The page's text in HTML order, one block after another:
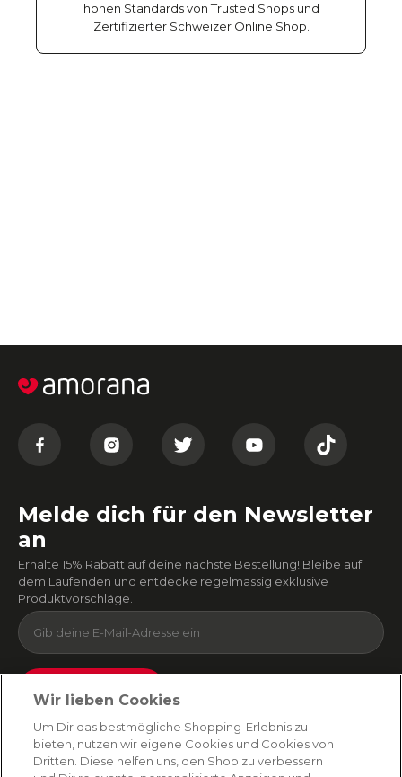
hohen Standards von Trusted Shops und
Zertifizierter Schweizer Online Shop.
Melde dich für den Newsletter
an
Erhalte 15% Rabatt auf deine nächste Bestellung! Bleibe auf
dem Laufenden und entdecke regelmässig exklusive
Produktvorschläge.
Absenden
Du kannst dich jederzeit von unserem Newsletter abmelden. Indem du fortfährst, stimmst
du unseren E-Mail-Bedingungenund Datenschutzbestimmungen zu
Wir lieben Cookies
Um Dir das bestmögliche Shopping-Erlebnis zu
bieten, nutzen wir eigene Cookies und Cookies von
Dritten. Diese helfen uns, den Shop zu verbessern